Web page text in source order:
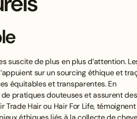
suscite de plus en plus d’attention.
sur un sourcing éthique et
équitables et transparentes. En
pratiques douteuses et assurent des
Hair ou Hair For Life,